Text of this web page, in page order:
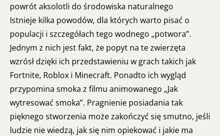
powrót aksolotli do środowiska naturalnego
Istnieje kilka powodów, dla których warto pisać o
populacji i szczegółach tego wodnego „potwora”.
Jednym z nich jest fakt, że popyt na te zwierzęta
wzrósł dzięki ich przedstawieniu w grach takich jak
Fortnite, Roblox i Minecraft. Ponadto ich wygląd
przypomina smoka z filmu animowanego „Jak
wytresować smoka”. Pragnienie posiadania tak
pięknego stworzenia może zakończyć się smutno, jeśli
ludzie nie wiedzą, jak się nim opiekować i jakie ma